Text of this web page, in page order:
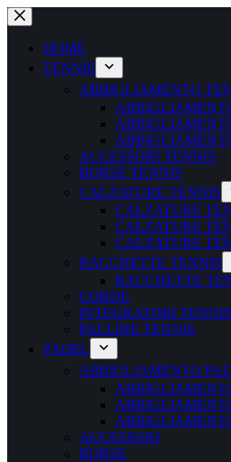
Salta
al
contenutoHOME
TENNIS
ABBIGLIAMENTO
ACCESSORI TENNIS
BORSE TENNIS
CALZATURE TENNIS
CALZATURE
CALZATURE
CALZATURE
RACCHETTE TENNIS
RACCHETTE
CORDE
INTEGRATORI TENNIS
PALLINE TENNIS
PADEL
ABBIGLIAMENTO
ACCESSORI
BORSE